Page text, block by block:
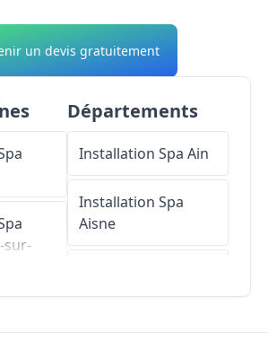
un devis gratuitement
sur-
Départements
Installation Spa Ain
Installation Spa
Aisne
Allier